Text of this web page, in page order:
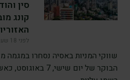
סין
קונג
לפני 18 שעה
שווקי המניות באסיה נסחרו
הבוקר של יום שישי,